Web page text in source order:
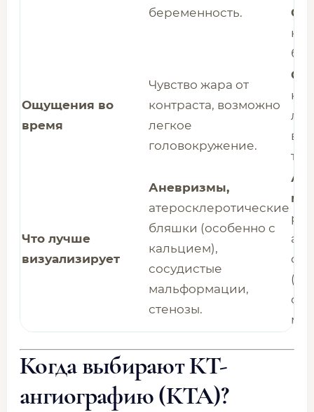
беременность.
Ощущения во
время
Чувство жара от
контраста, возможно
легкое
головокружение.
Что лучше
визуализирует
Аневризмы,
атеросклеротические
бляшки (особенно с
кальцием),
сосудистые
мальформации,
стенозы.
Когда выбирают КТ-
ангиографию (КТА)?